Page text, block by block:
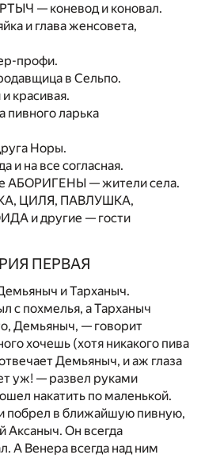
— коневод и коновал.
и глава женсовета,
профи.
в Сельпо.
красивая.
ларька
Норы.
на все согласная.
АБОРИГЕНЫ — жители села.
ЦИЛЯ, ПАВЛУШКА,
и другие — гости
ПЕРВАЯ
и Тарханыч.
с похмелья, а Тарханыч
Демьяныч, — говорит
хочешь (хотя никакого пива
Демьяныч, и аж глаза
уж! — развел руками
накатить по маленькой.
побрел в ближайшую пивную,
Аксаныч. Он всегда
А Венера всегда над ним